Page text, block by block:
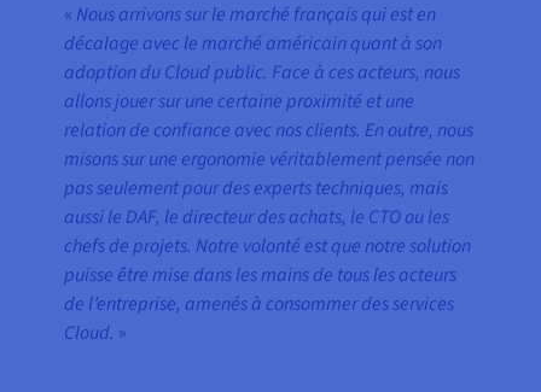
« Nous arrivons sur le marché français qui est en
décalage avec le marché américain quant à son
adoption du Cloud public. Face à ces acteurs, nous
allons jouer sur une certaine proximité et une
relation de confiance avec nos clients. En outre, nous
misons sur une ergonomie véritablement pensée non
pas seulement pour des experts techniques, mais
aussi le DAF, le directeur des achats, le CTO ou les
chefs de projets. Notre volonté est que notre solution
puisse être mise dans les mains de tous les acteurs
de l’entreprise, amenés à consommer des services
Cloud. »